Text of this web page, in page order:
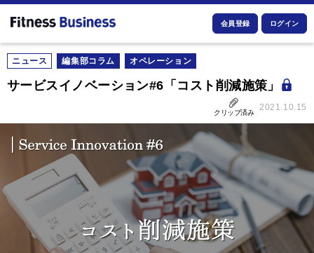
会員登録 ログイン
ニュース 編集部コラム オペレーション
サービスイノベーション#6「コスト削減施策」
クリップ済み
2021.10.15